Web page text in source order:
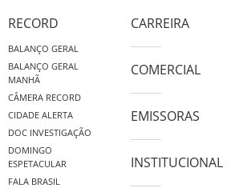
RECORD
BALANÇO GERAL
BALANÇO GERAL
MANHÃ
CÂMERA RECORD
CIDADE ALERTA
DOC INVESTIGAÇÃO
DOMINGO
ESPETACULAR
FALA BRASIL
CARREIRA
COMERCIAL
EMISSORAS
INSTITUCIONAL